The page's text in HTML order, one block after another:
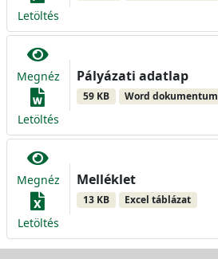
Letöltés
Megnéz
Letöltés
Pályázati adatlap
59 KB Word dokumentum
Megnéz
Letöltés
Melléklet
13 KB Excel táblázat